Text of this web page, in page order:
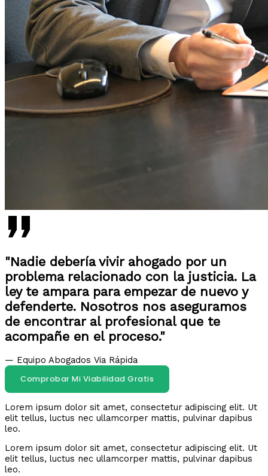
"Nadie debería vivir ahogado por un
problema relacionado con la justicia. La
ley te ampara para empezar de nuevo y
defenderte. Nosotros nos aseguramos
de encontrar al profesional que te
acompañe en el proceso."
— Equipo Abogados Via Rápida
Comprobar Mi Viabilidad Gratis
Lorem ipsum dolor sit amet, consectetur adipiscing elit. Ut
elit tellus, luctus nec ullamcorper mattis, pulvinar dapibus
leo.
Lorem ipsum dolor sit amet, consectetur adipiscing elit. Ut
elit tellus, luctus nec ullamcorper mattis, pulvinar dapibus
leo.